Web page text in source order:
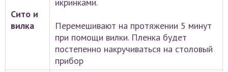
Сито и
вилка
Перемешивают на протяжении 5 минут
при помощи вилки. Пленка будет
постепенно накручиваться на столовый
прибор